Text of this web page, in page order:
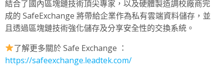
結合了國內區塊鏈技術頂尖專家，以及硬體製造調校廠商完
成的 SafeExchange 將帶給企業作為私有雲端資料儲存，並
且透過區塊鏈技術強化儲存及分享安全性的交換系統。
了解更多關於 Safe Exchange ：
https://safeexchange.leadtek.com/